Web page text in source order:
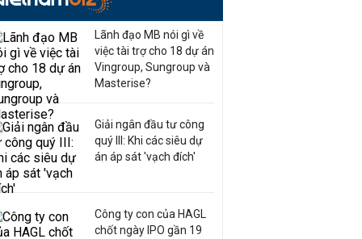
Lãnh đạo MB nói gì về
việc tài trợ cho 18 dự án
Vingroup, Sungroup và
Masterise?
Giải ngân đầu tư công
quý III: Khi các siêu dự
án áp sát 'vạch đích'
Công ty con của HAGL
chốt ngày IPO gần 19